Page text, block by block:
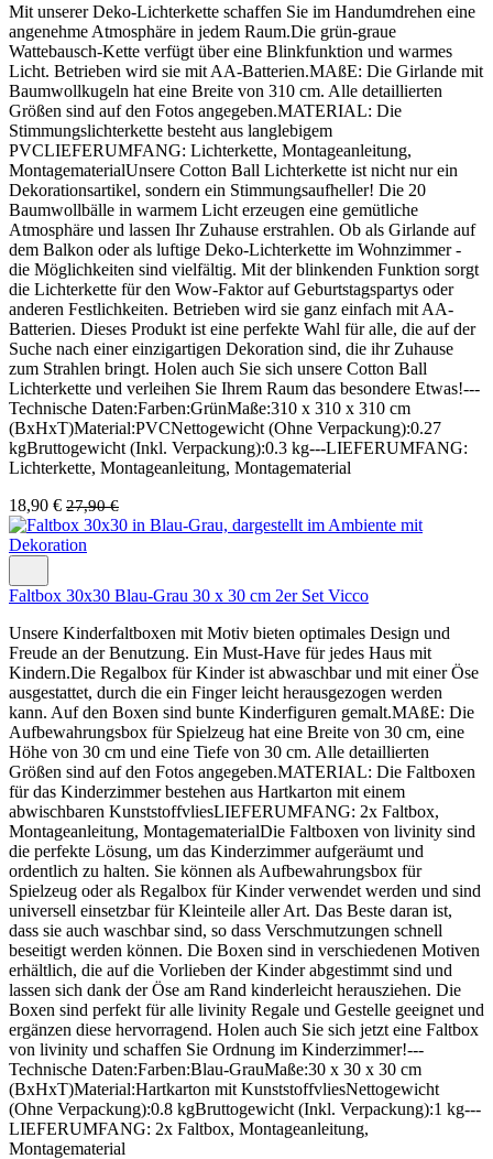
Mit unserer Deko-Lichterkette schaffen Sie im Handumdrehen eine
angenehme Atmosphäre in jedem Raum.Die grün-graue
Wattebausch-Kette verfügt über eine Blinkfunktion und warmes
Licht. Betrieben wird sie mit AA-Batterien.MAßE: Die Girlande mit
Baumwollkugeln hat eine Breite von 310 cm. Alle detaillierten
Größen sind auf den Fotos angegeben.MATERIAL: Die
Stimmungslichterkette besteht aus langlebigem
PVCLIEFERUMFANG: Lichterkette, Montageanleitung,
MontagematerialUnsere Cotton Ball Lichterkette ist nicht nur ein
Dekorationsartikel, sondern ein Stimmungsaufheller! Die 20
Baumwollbälle in warmem Licht erzeugen eine gemütliche
Atmosphäre und lassen Ihr Zuhause erstrahlen. Ob als Girlande auf
dem Balkon oder als luftige Deko-Lichterkette im Wohnzimmer -
die Möglichkeiten sind vielfältig. Mit der blinkenden Funktion sorgt
die Lichterkette für den Wow-Faktor auf Geburtstagspartys oder
anderen Festlichkeiten. Betrieben wird sie ganz einfach mit AA-
Batterien. Dieses Produkt ist eine perfekte Wahl für alle, die auf der
Suche nach einer einzigartigen Dekoration sind, die ihr Zuhause
zum Strahlen bringt. Holen auch Sie sich unsere Cotton Ball
Lichterkette und verleihen Sie Ihrem Raum das besondere Etwas!---
Technische Daten:Farben:GrünMaße:310 x 310 x 310 cm
(BxHxT)Material:PVCNettogewicht (Ohne Verpackung):0.27
kgBruttogewicht (Inkl. Verpackung):0.3 kg---LIEFERUMFANG:
Lichterkette, Montageanleitung, Montagematerial
18,90 € 27,90 €
Faltbox 30x30 Blau-Grau 30 x 30 cm 2er Set Vicco
Unsere Kinderfaltboxen mit Motiv bieten optimales Design und
Freude an der Benutzung. Ein Must-Have für jedes Haus mit
Kindern.Die Regalbox für Kinder ist abwaschbar und mit einer Öse
ausgestattet, durch die ein Finger leicht herausgezogen werden
kann. Auf den Boxen sind bunte Kinderfiguren gemalt.MAßE: Die
Aufbewahrungsbox für Spielzeug hat eine Breite von 30 cm, eine
Höhe von 30 cm und eine Tiefe von 30 cm. Alle detaillierten
Größen sind auf den Fotos angegeben.MATERIAL: Die Faltboxen
für das Kinderzimmer bestehen aus Hartkarton mit einem
abwischbaren KunststoffvliesLIEFERUMFANG: 2x Faltbox,
Montageanleitung, MontagematerialDie Faltboxen von livinity sind
die perfekte Lösung, um das Kinderzimmer aufgeräumt und
ordentlich zu halten. Sie können als Aufbewahrungsbox für
Spielzeug oder als Regalbox für Kinder verwendet werden und sind
universell einsetzbar für Kleinteile aller Art. Das Beste daran ist,
dass sie auch waschbar sind, so dass Verschmutzungen schnell
beseitigt werden können. Die Boxen sind in verschiedenen Motiven
erhältlich, die auf die Vorlieben der Kinder abgestimmt sind und
lassen sich dank der Öse am Rand kinderleicht herausziehen. Die
Boxen sind perfekt für alle livinity Regale und Gestelle geeignet und
ergänzen diese hervorragend. Holen auch Sie sich jetzt eine Faltbox
von livinity und schaffen Sie Ordnung im Kinderzimmer!---
Technische Daten:Farben:Blau-GrauMaße:30 x 30 x 30 cm
(BxHxT)Material:Hartkarton mit KunststoffvliesNettogewicht
(Ohne Verpackung):0.8 kgBruttogewicht (Inkl. Verpackung):1 kg---
LIEFERUMFANG: 2x Faltbox, Montageanleitung,
Montagematerial